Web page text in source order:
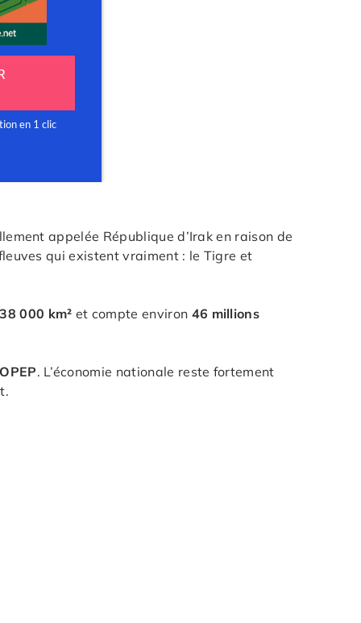
appelée République d’Irak en raison de
qui existent vraiment : le Tigre et
000 km² et compte environ 46 millions
OPEP. L’économie nationale reste fortement